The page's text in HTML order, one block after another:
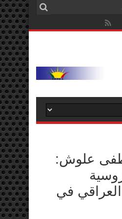
علوش:
العراقي في